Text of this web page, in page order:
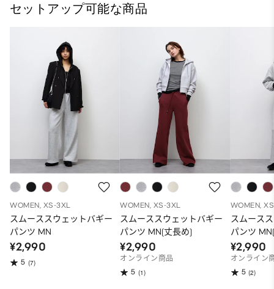
セットアップ可能な商品
WOMEN, XS-3XL
スムーススウェットバギー
パンツ MN
¥2,990
5 (7)
WOMEN, XS-3XL
スムーススウェットバギー
パンツ MN(丈長め)
¥2,990
オンライン商品
5 (1)
WOMEN,
スムース
パンツ
¥2,990
オンライン
5 (2)